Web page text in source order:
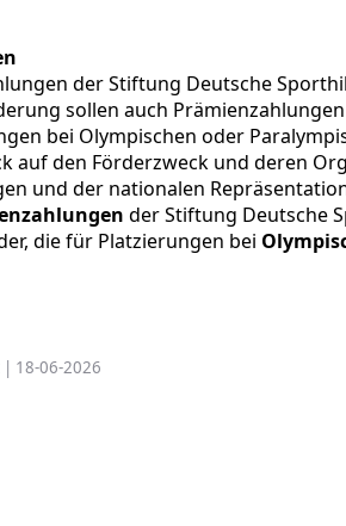
der Stiftung Deutsche
sollen auch
bei Olympischen oder
den Förderzweck und deren
und der nationalen
der Stiftung Deutsche
die für Platzierungen bei
18-06-2026